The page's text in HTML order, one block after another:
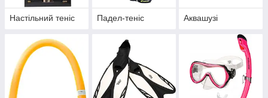
Настільний теніс Падел-теніс Аквашузі